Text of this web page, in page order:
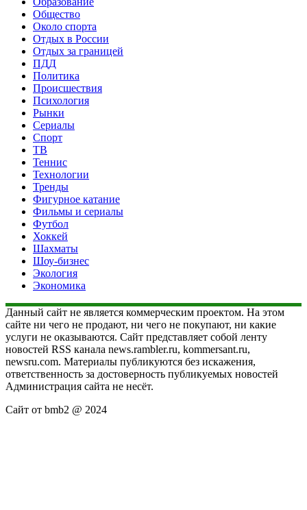
Общество
Около спорта
Отдых в России
Отдых за границей
ПДД
Политика
Происшествия
Психология
Рынки
Сериалы
Спорт
ТВ
Теннис
Технологии
Тренды
Фигурное катание
Фильмы и сериалы
Футбол
Хоккей
Шахматы
Шоу-бизнес
Экология
Экономика
Данный сайт не является коммерческим проектом. На этом
сайте ни чего не продают, ни чего не покупают, ни какие
услуги не оказываются. Сайт представляет собой ленту
новостей RSS канала news.rambler.ru, kommersant.ru,
newsru.com. Материалы публикуются без искажения,
ответственность за достоверность публикуемых новостей
Администрация сайта не несёт.
Сайт от bmb2 @ 2024